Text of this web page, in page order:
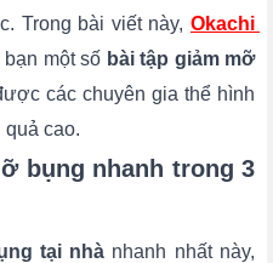
Trong bài viết này, Okachi
một số bài tập giảm mỡ
các chuyên gia thể hình
cao.
bụng nhanh trong 3
tại nhà nhanh nhất này,